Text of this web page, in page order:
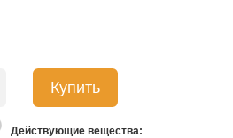
Купить
Действующие вещества: